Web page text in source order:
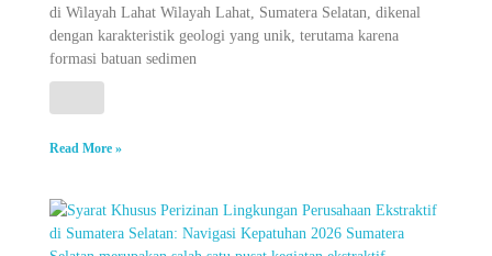
di Wilayah Lahat Wilayah Lahat, Sumatera Selatan, dikenal
dengan karakteristik geologi yang unik, terutama karena
formasi batuan sedimen
Read More »